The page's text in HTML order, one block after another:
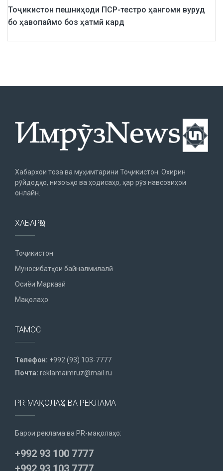
Тоҷикистон пешниҳоди ПСР-тестро ҳангоми вуруд
бо ҳавопаймо боз ҳатмӣ кард
Хабархои тоза ва муҳимтарини Тоҷикистон. Охирин
рӯйдодҳо, низоъҳо ва ҳодисаҳо, ҳар рӯз навсозиҳои
онлайн.
ХАБАРҲО
Тоҷикистон
Муносибатҳои байналмилалӣ
Осиёи Марказӣ
Мақолаҳо
ТАМОС
Телефон: +992 (93) 103-7777
Почта: reklamaimruz@mail.ru
PR-МАҚОЛАҲО ВА РЕКЛАМА
Барои реклама ва PR-мақолаҳо:
+992 93 100 7777
+992 93 103 7777